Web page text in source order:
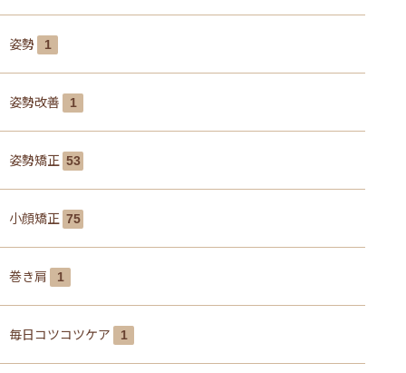
姿勢 1
姿勢改善 1
姿勢矯正 53
小顔矯正 75
巻き肩 1
毎日コツコツケア 1